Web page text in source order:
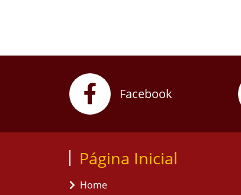
Facebook
Página Inicial
Home